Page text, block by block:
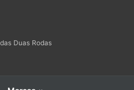
Duas Rodas